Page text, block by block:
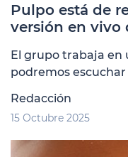
Pulpo está de
versión en vivo
El grupo trabaja en
podremos escuchar
Redacción
15 Octubre 2025